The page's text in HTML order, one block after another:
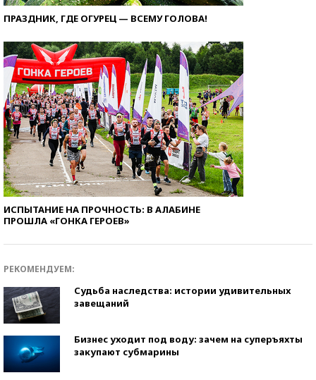
ПРАЗДНИК, ГДЕ ОГУРЕЦ — ВСЕМУ ГОЛОВА!
ИСПЫТАНИЕ НА ПРОЧНОСТЬ: В АЛАБИНЕ
ПРОШЛА «ГОНКА ГЕРОЕВ»
РЕКОМЕНДУЕМ:
Судьба наследства: истории удивительных
завещаний
Бизнес уходит под воду: зачем на суперъяхты
закупают субмарины